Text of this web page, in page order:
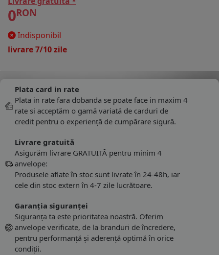
0RON
Indisponibil
livrare 7/10 zile
Plata card in rate
Plata in rate fara dobanda se poate face in maxim 4
rate si acceptăm o gamă variată de carduri de
credit pentru o experiență de cumpărare sigură.
Livrare gratuită
Asigurăm livrare GRATUITĂ pentru minim 4
anvelope:
Produsele aflate în stoc sunt livrate în 24-48h, iar
cele din stoc extern în 4-7 zile lucrătoare.
Garanția siguranței
Siguranța ta este prioritatea noastră. Oferim
anvelope verificate, de la branduri de încredere,
pentru performanță și aderență optimă în orice
condiții.